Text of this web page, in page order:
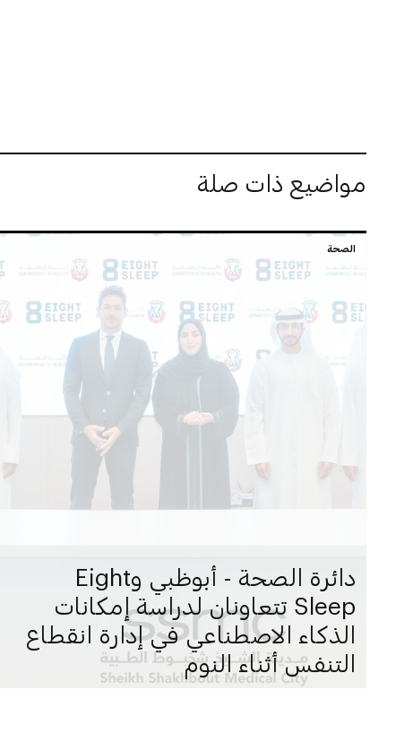
مواضيع ذات صلة
الصحة
دائرة الصحة - أبوظبي وEight
Sleep تتعاونان لدراسة إمكانات
الذكاء الاصطناعي في إدارة انقطاع
التنفس أثناء النوم